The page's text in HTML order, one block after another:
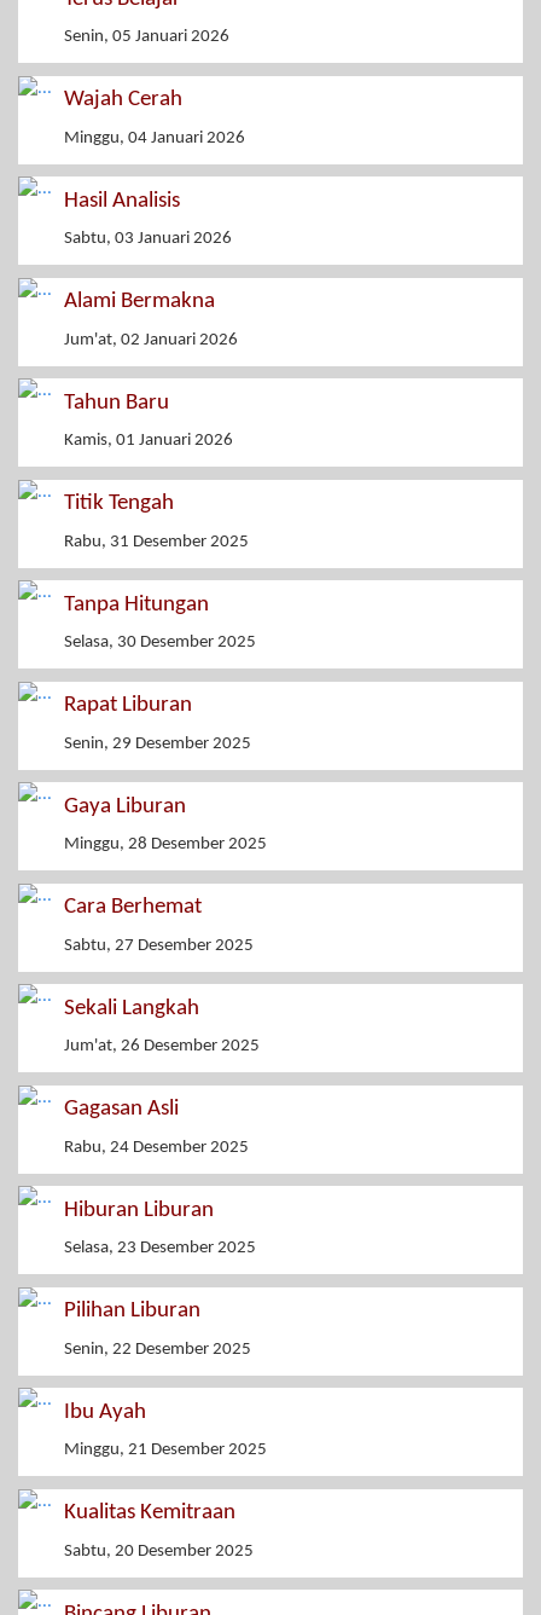
Senin, 05 Januari 2026
Wajah Cerah
Minggu, 04 Januari 2026
Hasil Analisis
Sabtu, 03 Januari 2026
Alami Bermakna
Jum'at, 02 Januari 2026
Tahun Baru
Kamis, 01 Januari 2026
Titik Tengah
Rabu, 31 Desember 2025
Tanpa Hitungan
Selasa, 30 Desember 2025
Rapat Liburan
Senin, 29 Desember 2025
Gaya Liburan
Minggu, 28 Desember 2025
Cara Berhemat
Sabtu, 27 Desember 2025
Sekali Langkah
Jum'at, 26 Desember 2025
Gagasan Asli
Rabu, 24 Desember 2025
Hiburan Liburan
Selasa, 23 Desember 2025
Pilihan Liburan
Senin, 22 Desember 2025
Ibu Ayah
Minggu, 21 Desember 2025
Kualitas Kemitraan
Sabtu, 20 Desember 2025